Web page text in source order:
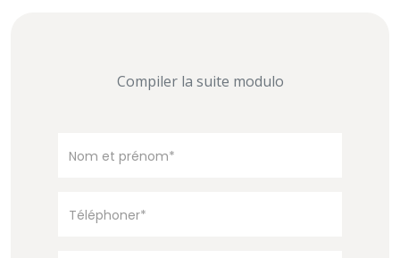
Compiler la suite modulo